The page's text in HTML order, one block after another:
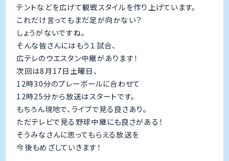
テントなどを広げて観戦スタイルを作り上げています。
これだけ言ってもまだ足が向かない？
しょうがないですね。
そんな皆さんにはもう１試合、
広テレのウエスタン中継があります！
次回は8月17日土曜日、
12時30分のプレーボールに合わせて
12時25分から放送はスタートです。
もちろん現地で、ライブで見る良さあり。
ただテレビで見る野球中継にも良さがある！
そうみなさんに思ってもらえる放送を
今後もめざしていきます！